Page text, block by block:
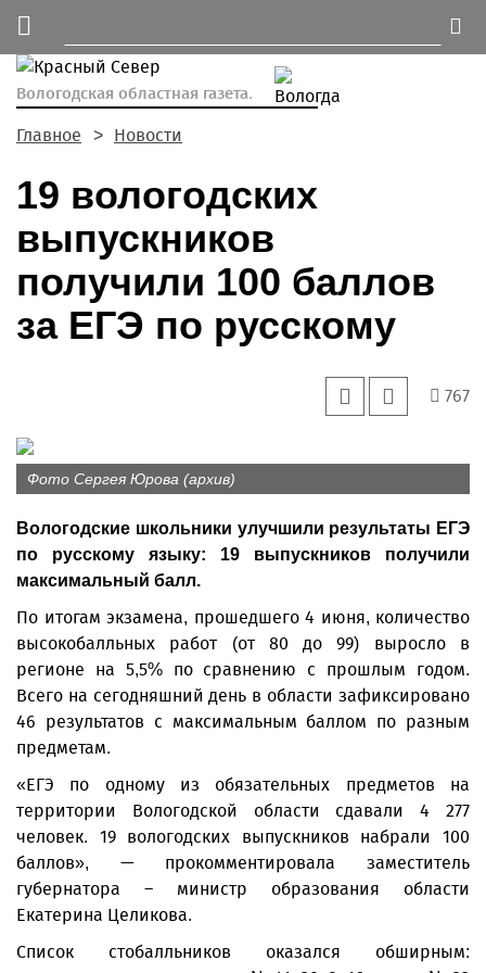
Вологодская областная газета.
Главное Новости
19 вологодских
выпускников
получили 100 баллов
за ЕГЭ по русскому
767
Фото Сергея Юрова (архив)
Вологодские школьники улучшили результаты ЕГЭ
по русскому языку: 19 выпускников получили
максимальный балл.
По итогам экзамена, прошедшего 4 июня, количество
высокобалльных работ (от 80 до 99) выросло в
регионе на 5,5% по сравнению с прошлым годом.
Всего на сегодняшний день в области зафиксировано
46 результатов с максимальным баллом по разным
предметам.
«ЕГЭ по одному из обязательных предметов на
территории Вологодской области сдавали 4 277
человек. 19 вологодских выпускников набрали 100
баллов», — прокомментировала заместитель
губернатора – министр образования области
Екатерина Целикова.
Список стобалльников оказался обширным: